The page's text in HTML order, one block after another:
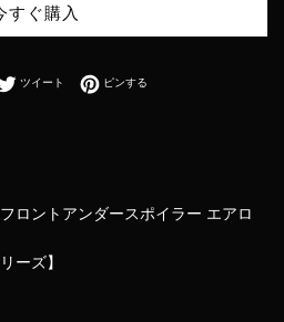
すぐ購入
でシェアする
ツイート Twitterに投稿する
ピンするPinterestでピンする
ロントアンダースポイラー エアロ
ーズ】